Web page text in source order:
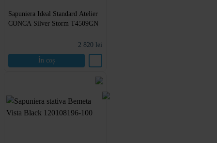
Sapuniera Ideal Standard Atelier
CONCA Silver Storm T4509GN
2 820 lei
În coș